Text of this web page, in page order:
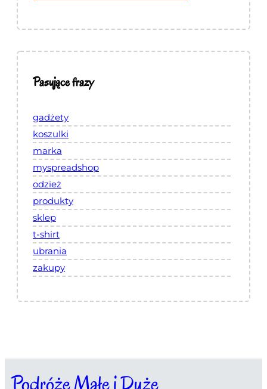
Pasujące frazy
gadżety
koszulki
marka
myspreadshop
odzież
produkty
sklep
t-shirt
ubrania
zakupy
Podróże Małe i Duże